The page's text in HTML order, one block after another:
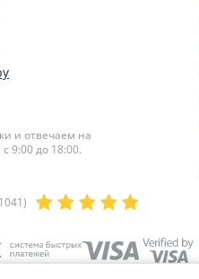
и отвечаем на
9:00 до 18:00.